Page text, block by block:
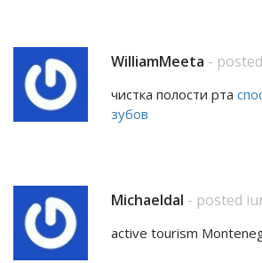
WilliamMeeta -
чистка полости рта
зубов
Michaeldal - posted
active tourism